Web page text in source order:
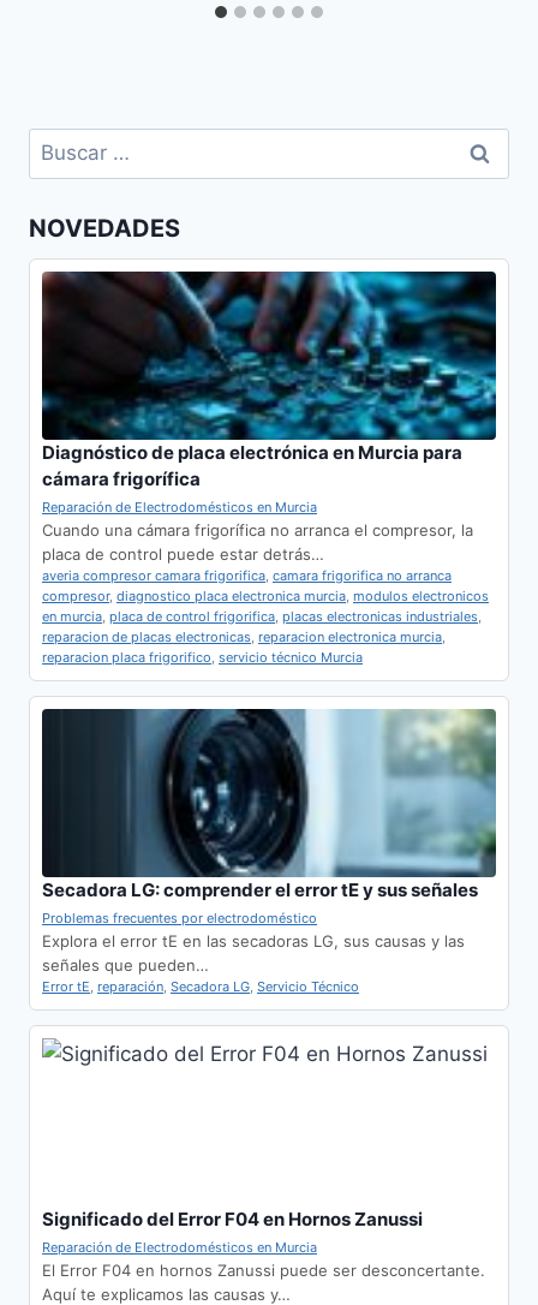
Buscar:
NOVEDADES
Diagnóstico de placa electrónica en Murcia para
cámara frigorífica
Reparación de Electrodomésticos en Murcia
Cuando una cámara frigorífica no arranca el compresor, la
placa de control puede estar detrás…
averia compresor camara frigorifica camara frigorifica no arranca
compresor, diagnostico placa electronica murcia modulos electronicos
en murcia placa de control frigorifica placas electronicas industriales
reparacion de placas electronicas reparacion electronica murcia
reparacion placa frigorifico servicio técnico Murcia
Secadora LG: comprender el error tE y sus señales
Problemas frecuentes por electrodoméstico
Explora el error tE en las secadoras LG, sus causas y las
señales que pueden…
Error tE reparación Secadora LG Servicio Técnico
Significado del Error F04 en Hornos Zanussi
Reparación de Electrodomésticos en Murcia
El Error F04 en hornos Zanussi puede ser desconcertante.
Aquí te explicamos las causas y…